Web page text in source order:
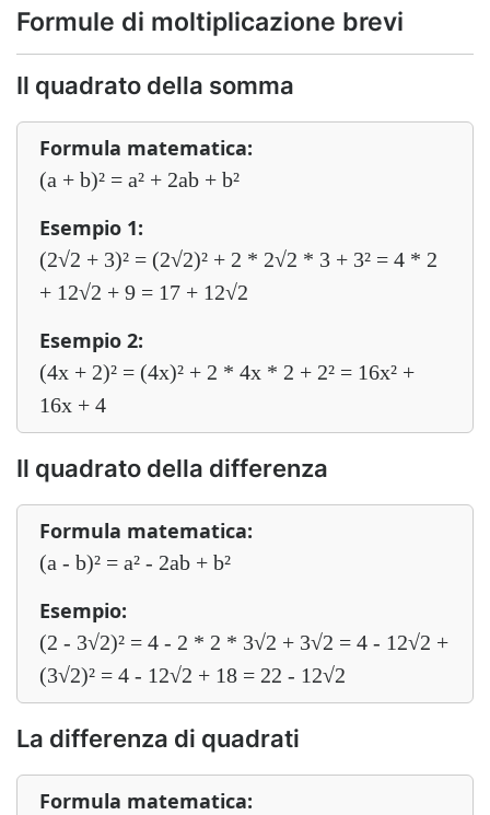
Formule di moltiplicazione brevi
Il quadrato della somma
Formula matematica:
(a + b)² = a² + 2ab + b²
Esempio 1:
(2√2 + 3)² = (2√2)² + 2 * 2√2 * 3 + 3² = 4 * 2
+ 12√2 + 9 = 17 + 12√2
Esempio 2:
(4x + 2)² = (4x)² + 2 * 4x * 2 + 2² = 16x² +
16x + 4
Il quadrato della differenza
Formula matematica:
(a - b)² = a² - 2ab + b²
Esempio:
(2 - 3√2)² = 4 - 2 * 2 * 3√2 + 3√2 = 4 - 12√2 +
(3√2)² = 4 - 12√2 + 18 = 22 - 12√2
La differenza di quadrati
Formula matematica: